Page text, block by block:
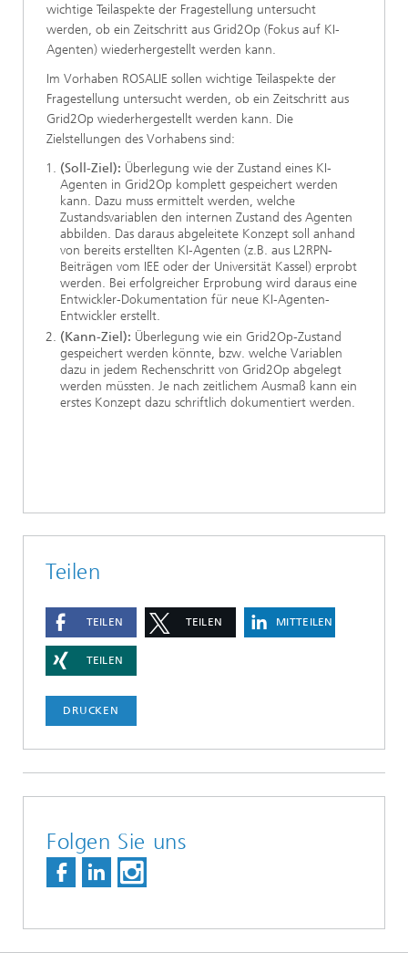
wichtige Teilaspekte der Fragestellung untersucht
werden, ob ein Zeitschritt aus Grid2Op (Fokus auf KI-
Agenten) wiederhergestellt werden kann.
Im Vorhaben ROSALIE sollen wichtige Teilaspekte der
Fragestellung untersucht werden, ob ein Zeitschritt aus
Grid2Op wiederhergestellt werden kann. Die
Zielstellungen des Vorhabens sind:
(Soll-Ziel): Überlegung wie der Zustand eines KI-
Agenten in Grid2Op komplett gespeichert werden
kann. Dazu muss ermittelt werden, welche
Zustandsvariablen den internen Zustand des Agenten
abbilden. Das daraus abgeleitete Konzept soll anhand
von bereits erstellten KI-Agenten (z.B. aus L2RPN-
Beiträgen vom IEE oder der Universität Kassel) erprobt
werden. Bei erfolgreicher Erprobung wird daraus eine
Entwickler-Dokumentation für neue KI-Agenten-
Entwickler erstellt.
(Kann-Ziel): Überlegung wie ein Grid2Op-Zustand
gespeichert werden könnte, bzw. welche Variablen
dazu in jedem Rechenschritt von Grid2Op abgelegt
werden müssten. Je nach zeitlichem Ausmaß kann ein
erstes Konzept dazu schriftlich dokumentiert werden.
Teilen
TEILEN TEILEN MITTEILEN
TEILEN
DRUCKEN
Folgen Sie uns